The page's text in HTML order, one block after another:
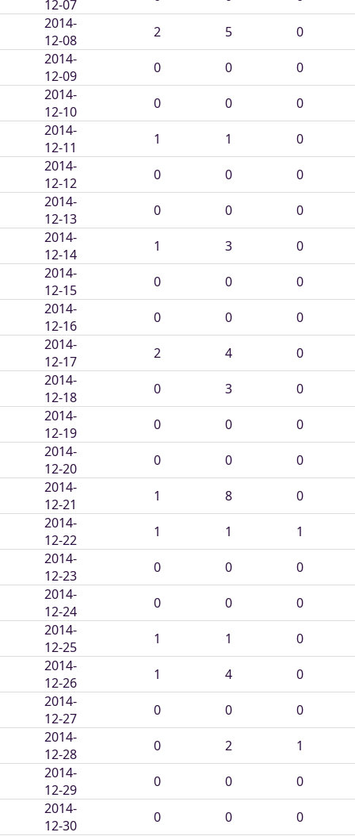
12-07
2014-
12-08
2 5
0
2014-
12-09
0 0
0
2014-
12-10
0 0
0
2014-
12-11
1 1
0
2014-
12-12
0 0
0
2014-
12-13
0 0
0
2014-
12-14
1 3
0
2014-
12-15
0 0
0
2014-
12-16
0 0
0
2014-
12-17
2 4
0
2014-
12-18
0 3
0
2014-
12-19
0 0
0
2014-
12-20
0 0
0
2014-
12-21
1 8
0
2014-
12-22
1 1
1
2014-
12-23
0 0
0
2014-
12-24
0 0
0
2014-
12-25
1 1
0
2014-
12-26
1 4
0
2014-
12-27
0 0
0
2014-
12-28
0 2
1
2014-
12-29
0 0
0
2014-
12-30
0 0 0